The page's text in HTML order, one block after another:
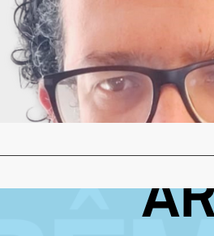
Emprego.
que sua empresa enfrentará nos